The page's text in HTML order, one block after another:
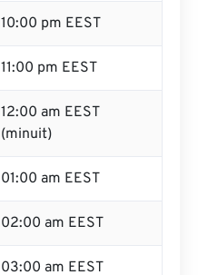
10:00 pm EEST
11:00 pm EEST
12:00 am EEST
(minuit)
01:00 am EEST
02:00 am EEST
03:00 am EEST